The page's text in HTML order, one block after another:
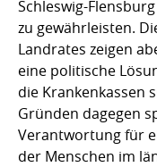
Schleswig-
zu gewährleisten.
Landrates zeigen
eine politische
die Krankenkassen
Gründen dagegen
Verantwortung für
der Menschen im